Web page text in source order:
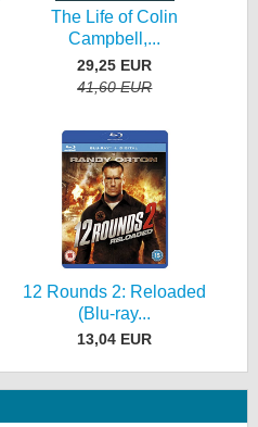
The Life of Colin
Campbell,...
29,25 EUR
41,60 EUR
12 Rounds 2: Reloaded
(Blu-ray...
13,04 EUR